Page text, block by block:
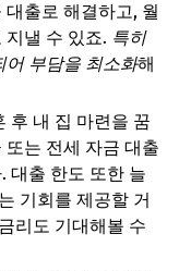
출로 해결하고, 월
낼 수 있죠. 특히
어 부담을 최소화해
후 내 집 마련을 꿈
는 전세 자금 대출
대출 한도 또한 늘
기회를 제공할 거
리도 기대해볼 수